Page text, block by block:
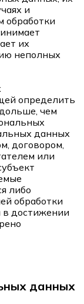
и
обработки
их
неполных
определить
чем
данных
договором,
или
либо
обработки
в достижении
данных